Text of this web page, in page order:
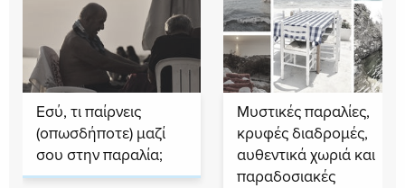
Εσύ, τι παίρνεις
(οπωσδήποτε) μαζί
σου στην παραλία;
Μυστικές παραλίες,
κρυφές διαδρομές,
αυθεντικά χωριά και
παραδοσιακές